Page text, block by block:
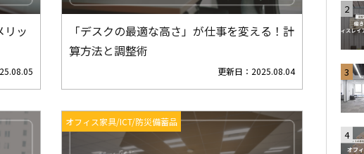
リッ
「デスクの最適な高さ」が仕事を変える！計
算方法と調整術
更新日： 2025.08.04
オフィス家具/ICT/防災備蓄品
2
3
4